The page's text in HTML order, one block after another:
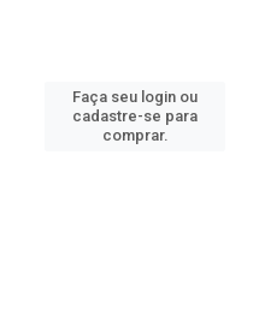
Faça seu login ou
cadastre-se para
comprar.